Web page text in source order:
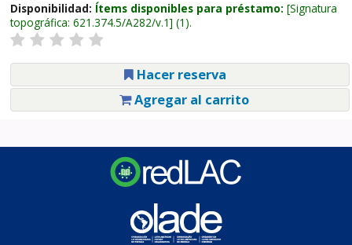
Disponibilidad: Ítems disponibles para préstamo: Signatura
topográfica: 621.374.5/A282/v.1 (1).
Hacer reserva
Agregar al carrito